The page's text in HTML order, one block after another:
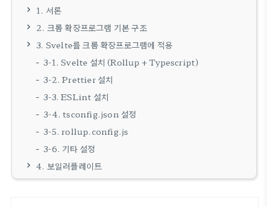
1. 서론
2. 크롬 확장프로그램 기본 구조
3. Svelte를 크롬 확장프로그램에 적용
3-1. Svelte 설치 (Rollup + Typescript)
3-2. Prettier 설치
3-3. ESLint 설치
3-4. tsconfig.json 설정
3-5. rollup.config.js
3-6. 기타 설정
4. 보일러플레이트